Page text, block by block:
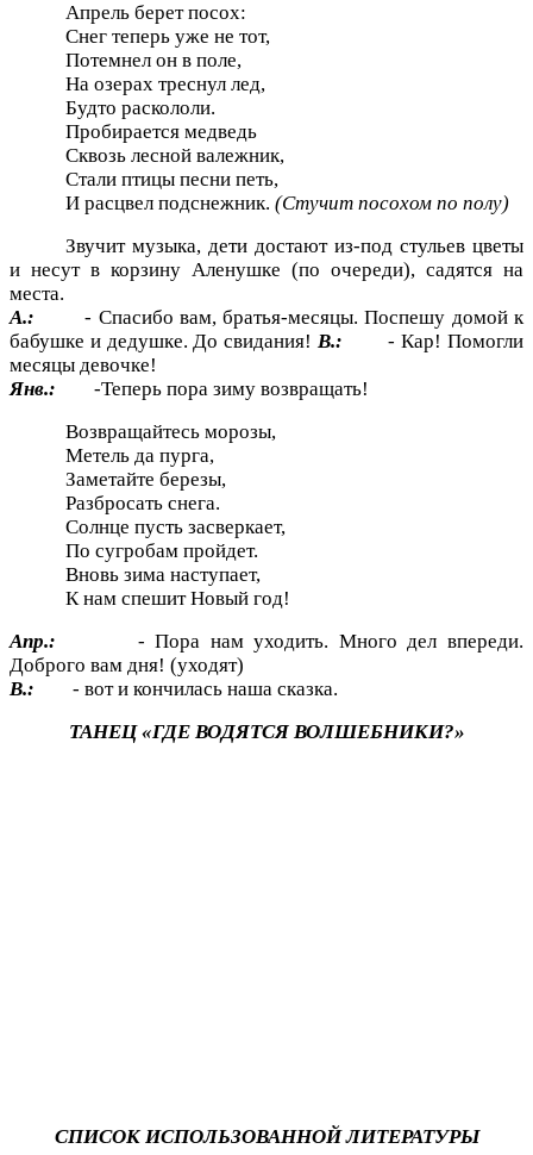
Апрель берет посох:
Снег теперь уже не тот,
Потемнел он в поле,
На озерах треснул лед,
Будто раскололи.
Пробирается медведь
Сквозь лесной валежник,
Стали птицы песни петь,
И расцвел подснежник.(Стучит посохом по полу)
Звучит музыка, дети достают из-под стульев цветы
и несут в корзину Аленушке (по очереди), садятся на
места.
А.:- Спасибо вам, братья-месяцы. Поспешу домой к
бабушке и дедушке. До свидания! В.:- Кар! Помогли
месяцы девочке!
Янв.: -Теперь пора зиму возвращать!
Возвращайтесь морозы,
Метель да пурга,
Заметайте березы,
Разбросать снега.
Солнце пусть засверкает,
По сугробам пройдет.
Вновь зима наступает,
К нам спешит Новый год!
Апр.: - Пора нам уходить. Много дел впереди.
Доброго вам дня! (уходят)
В.: - вот и кончилась наша сказка.
ТАНЕЦ «ГДЕ ВОДЯТСЯ ВОЛШЕБНИКИ?»
СПИСОК ИСПОЛЬЗОВАННОЙ ЛИТЕРАТУРЫ